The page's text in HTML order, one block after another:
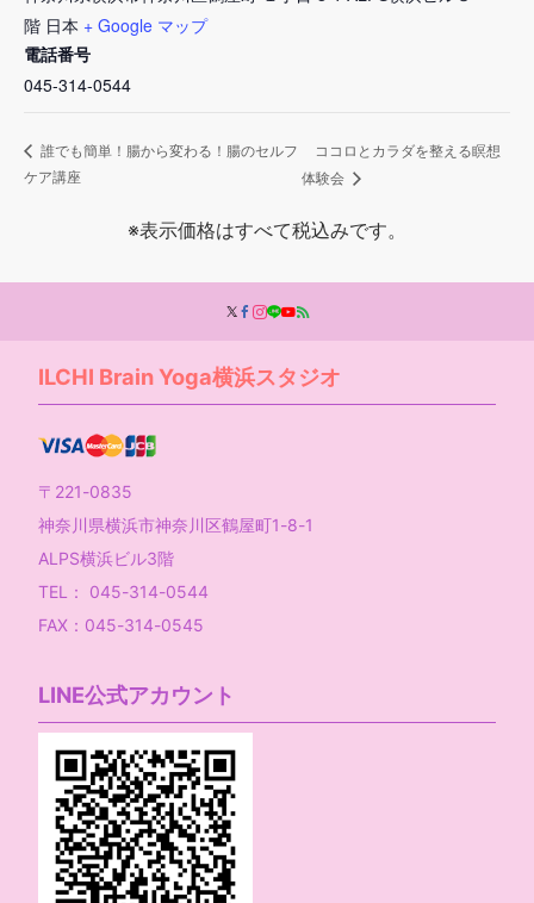
階 日本 + Google マップ
電話番号
045-314-0544
誰でも簡単！腸から変わる！腸のセルフ
ケア講座
ココロとカラダを整える瞑想
体験会
※表示価格はすべて税込みです。
ILCHI Brain Yoga横浜スタジオ
〒221-0835
神奈川県横浜市神奈川区鶴屋町1-8-1
ALPS横浜ビル3階
TEL： 045-314-0544
FAX：045-314-0545
LINE公式アカウント